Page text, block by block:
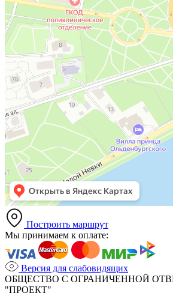
Построить маршрут
Мы принимаем к оплате:
Версия для слабовидящих
ОБЩЕСТВО С ОГРАНИЧЕННОЙ
"ПРОЕКТ"